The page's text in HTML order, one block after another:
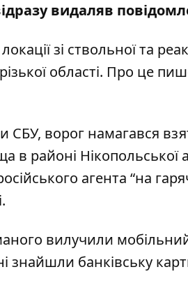
видаляв
зі ствольної та
області. Про це
СБУ, ворог намагався
в районі Нікопольської
агента “на
вилучили
банківську